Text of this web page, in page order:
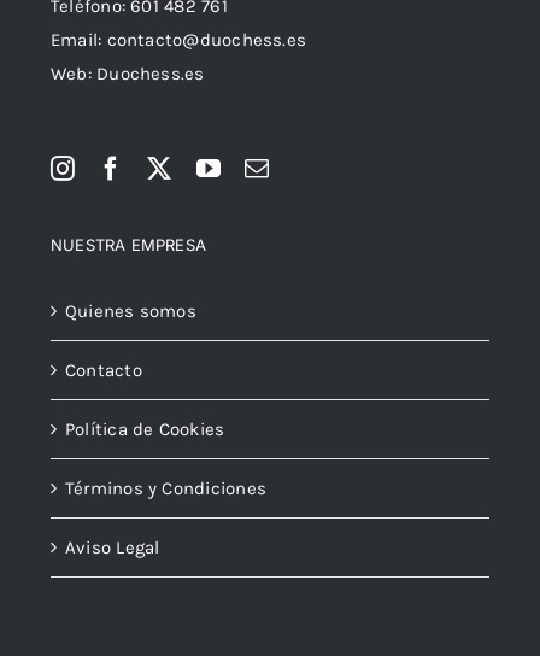
Teléfono:601 482 761
Email: contacto@duochess.es
Web: Duochess.es
NUESTRA EMPRESA
Quienes somos
Contacto
Política de Cookies
Términos y Condiciones
Aviso Legal